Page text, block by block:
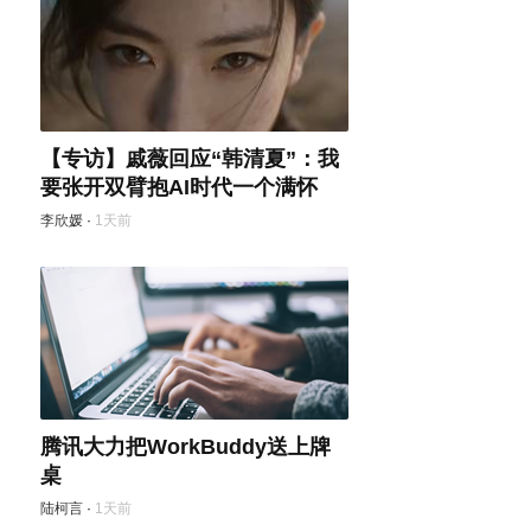
【专访】戚薇回应“韩清夏”：我
要张开双臂抱AI时代一个满怀
李欣媛 · 1天前
腾讯大力把WorkBuddy送上牌
桌
陆柯言 · 1天前